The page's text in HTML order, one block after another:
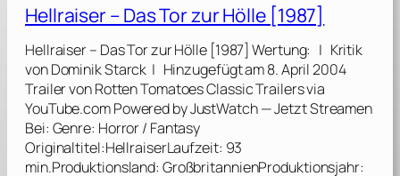
r
T
r
e
k
:
D
e
Hellraiser – Das Tor zur Hölle [1987]
Hellraiser – Das Tor zur Hölle [1987] Wertung: | Kritik
von Dominik Starck | Hinzugefügt am 8. April 2004
Trailer von Rotten Tomatoes Classic Trailers via
YouTube.com Powered by JustWatch — Jetzt Streamen
Bei: Genre: Horror / Fantasy
Originaltitel:HellraiserLaufzeit: 93
min.Produktionsland: GroßbritannienProduktionsjahr: